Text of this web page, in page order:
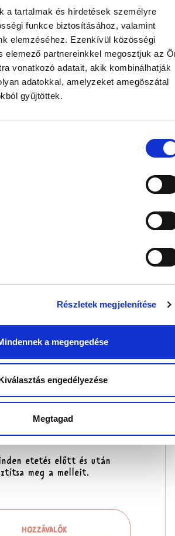
a tartalmak és hirdetések személyre
funkce biztosításához, valamint
elemzéséhez. Ezenkívül közösségi
elemező partnereinkkel megosztjuk az
vonatkozó adatait, akik kombinálhatják
adatokkal, amelyzeket amegöszátal
gyűjtöttek.
Részletek megjelenítése
a megengedése
engedélyezése
Megtagad
ÉS BIZTONSÁGOS
ÉRZÉS
szuper nedvszívó mag
speciálisréteg elvezeti
a ragasztópárnákat, és
nyomja mega párnát,
rögzítse azt.
arra, hogy
betéteket naponta legalább
szor vagy minden
után cserélje.
etetés előtt és után
meg a melleit.
HOZZÁVALÓK